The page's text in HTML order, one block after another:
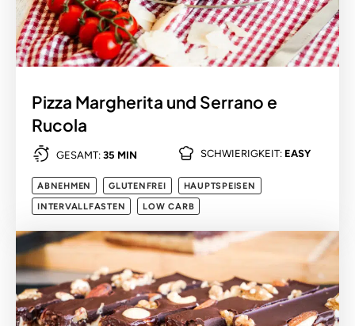
Pizza Margherita und Serrano e
Rucola
GESAMT: 35 MIN SCHWIERIGKEIT: EASY
ABNEHMEN GLUTENFREI
HAUPTSPEISEN
INTERVALLFASTEN
LOW CARB